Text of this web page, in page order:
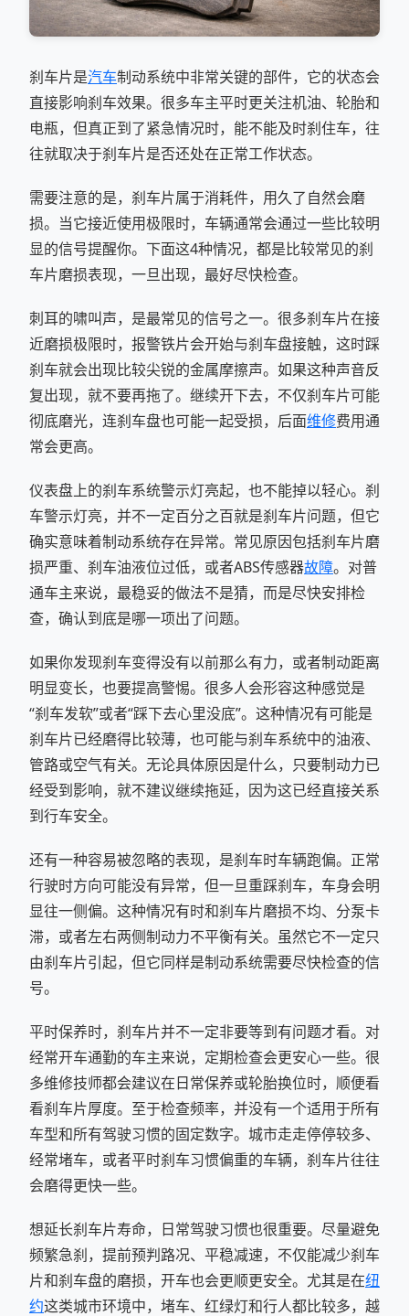
刹车片是汽车制动系统中非常关键的部件，它的状态会
直接影响刹车效果。很多车主平时更关注机油、轮胎和
电瓶，但真正到了紧急情况时，能不能及时刹住车，往
往就取决于刹车片是否还处在正常工作状态。
需要注意的是，刹车片属于消耗件，用久了自然会磨
损。当它接近使用极限时，车辆通常会通过一些比较明
显的信号提醒你。下面这4种情况，都是比较常见的刹
车片磨损表现，一旦出现，最好尽快检查。
刺耳的啸叫声，是最常见的信号之一。很多刹车片在接
近磨损极限时，报警铁片会开始与刹车盘接触，这时踩
刹车就会出现比较尖锐的金属摩擦声。如果这种声音反
复出现，就不要再拖了。继续开下去，不仅刹车片可能
彻底磨光，连刹车盘也可能一起受损，后面维修费用通
常会更高。
仪表盘上的刹车系统警示灯亮起，也不能掉以轻心。刹
车警示灯亮，并不一定百分之百就是刹车片问题，但它
确实意味着制动系统存在异常。常见原因包括刹车片磨
损严重、刹车油液位过低，或者ABS传感器故障。对普
通车主来说，最稳妥的做法不是猜，而是尽快安排检
查，确认到底是哪一项出了问题。
如果你发现刹车变得没有以前那么有力，或者制动距离
明显变长，也要提高警惕。很多人会形容这种感觉是
“刹车发软”或者“踩下去心里没底”。这种情况有可能是
刹车片已经磨得比较薄，也可能与刹车系统中的油液、
管路或空气有关。无论具体原因是什么，只要制动力已
经受到影响，就不建议继续拖延，因为这已经直接关系
到行车安全。
还有一种容易被忽略的表现，是刹车时车辆跑偏。正常
行驶时方向可能没有异常，但一旦重踩刹车，车身会明
显往一侧偏。这种情况有时和刹车片磨损不均、分泵卡
滞，或者左右两侧制动力不平衡有关。虽然它不一定只
由刹车片引起，但它同样是制动系统需要尽快检查的信
号。
平时保养时，刹车片并不一定非要等到有问题才看。对
经常开车通勤的车主来说，定期检查会更安心一些。很
多维修技师都会建议在日常保养或轮胎换位时，顺便看
看刹车片厚度。至于检查频率，并没有一个适用于所有
车型和所有驾驶习惯的固定数字。城市走走停停较多、
经常堵车，或者平时刹车习惯偏重的车辆，刹车片往往
会磨得更快一些。
想延长刹车片寿命，日常驾驶习惯也很重要。尽量避免
频繁急刹，提前预判路况、平稳减速，不仅能减少刹车
片和刹车盘的磨损，开车也会更顺更安全。尤其是在纽
约这类城市环境中，堵车、红绿灯和行人都比较多，越